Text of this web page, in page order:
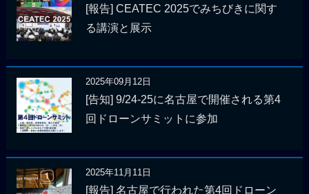
[報告] CEATEC 2025でみちびきに関す
る講演と展示
2025年09月12日
[告知] 9/24-25に名古屋で開催される第4
回ドローンサミットに参加
2025年11月11日
[報告] 名古屋で行われた第4回ドローン